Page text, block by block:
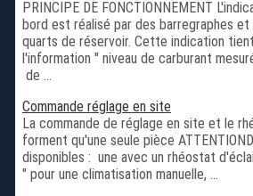
PRINCIPE DE FONCTIONNEMENT
bord est réalisé par des barregraphes
quarts de réservoir. Cette indication
l'information " niveau de carburant
de ...
Commande réglage en site
La commande de réglage en site et le
forment qu'une seule pièce
disponibles : une avec un rhéostat
" pour une climatisation manuelle, ...